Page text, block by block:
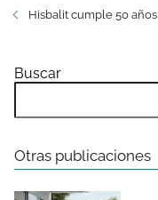
Hisbalit cumple 50 años
Buscar
Otras publicaciones